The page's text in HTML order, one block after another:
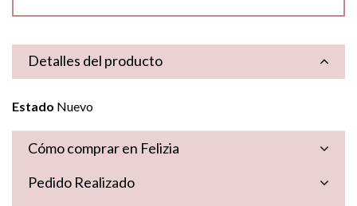
Detalles del producto
Estado Nuevo
Cómo comprar en Felizia
Pedido Realizado